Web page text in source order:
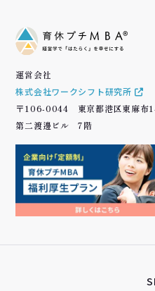
運営会社
株式会社ワークシフト研究所
〒106-0044 東京都港区東麻布
第二渡邊ビル 7階